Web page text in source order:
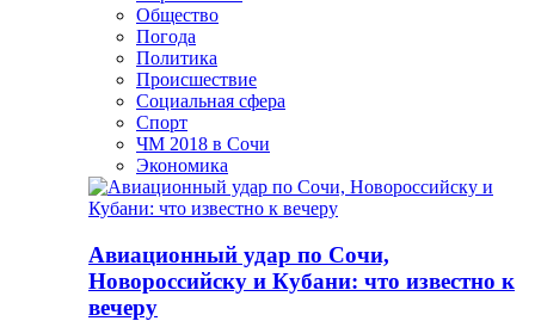
Общество
Погода
Политика
Происшествие
Социальная сфера
Спорт
ЧМ 2018 в Сочи
Экономика
Авиационный удар по Сочи,
Новороссийску и Кубани: что известно к
вечеру